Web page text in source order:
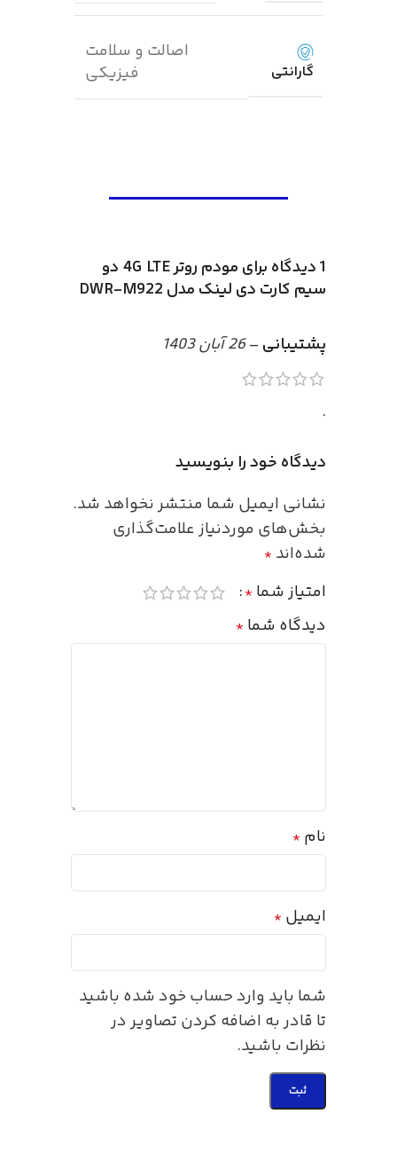
گارانتی
اصالت و سلامت
فیزیکی
1 دیدگاه برای
مودم روتر 4G LTE دو
سیم کارت دی لینک مدل DWR-M922
پشتیبانی –26 آبان 1403
.
دیدگاه خود را بنویسید
نشانی ایمیل شما منتشر نخواهد شد.
بخش‌های موردنیاز علامت‌گذاری
شده‌اند *
امتیاز شما *
دیدگاه شما *
نام *
ایمیل *
شما باید وارد حساب خود شده باشید
تا قادر به اضافه کردن تصاویر در
نظرات باشید.